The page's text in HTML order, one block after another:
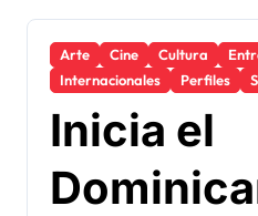
Arte Cine Cultura
Internacionales
Perfiles
Inicia el